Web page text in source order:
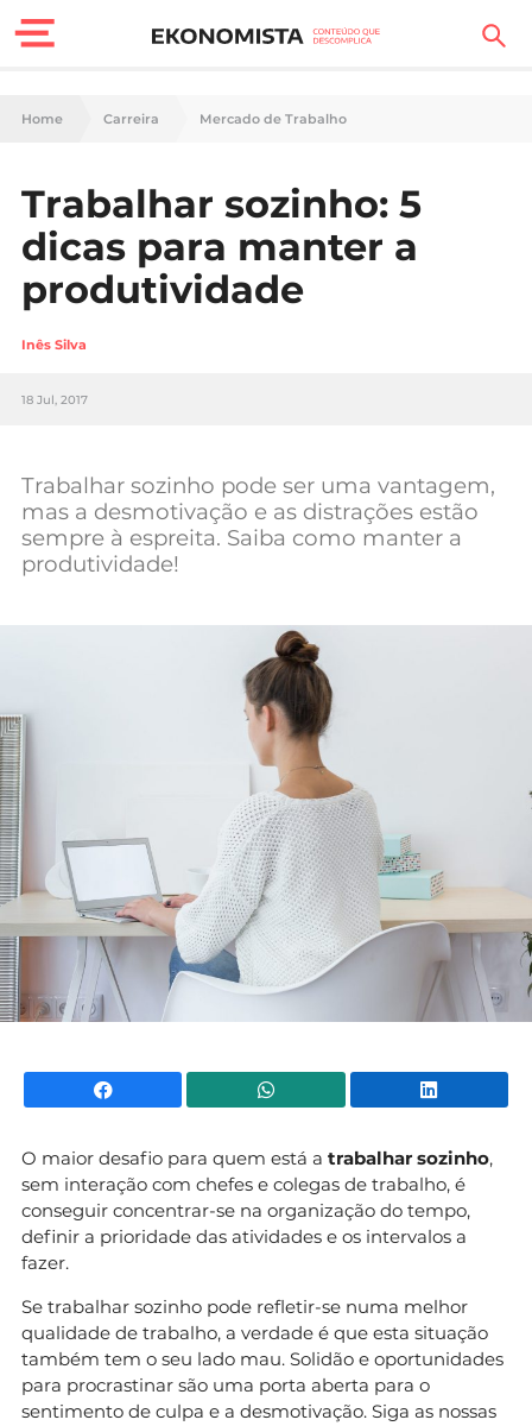
Finanças Pessoais
Carreira
Casa
Lifestyle
Sociedade
Negócios
Mundial 2026
Home Carreira Mercado de Trabalho
Trabalhar sozinho: 5
dicas para manter a
produtividade
Inês Silva
18 Jul, 2017
Trabalhar sozinho pode ser uma vantagem,
mas a desmotivação e as distrações estão
sempre à espreita. Saiba como manter a
produtividade!
Facebook WhatsApp
O maior desafio para quem está a trabalhar sozinho,
sem interação com chefes e colegas de trabalho, é
conseguir concentrar-se na organização do tempo,
definir a prioridade das atividades e os intervalos a
fazer.
Se trabalhar sozinho pode refletir-se numa melhor
qualidade de trabalho, a verdade é que esta situação
também tem o seu lado mau. Solidão e oportunidades
para procrastinar são uma porta aberta para o
sentimento de culpa e a desmotivação. Siga as nossas